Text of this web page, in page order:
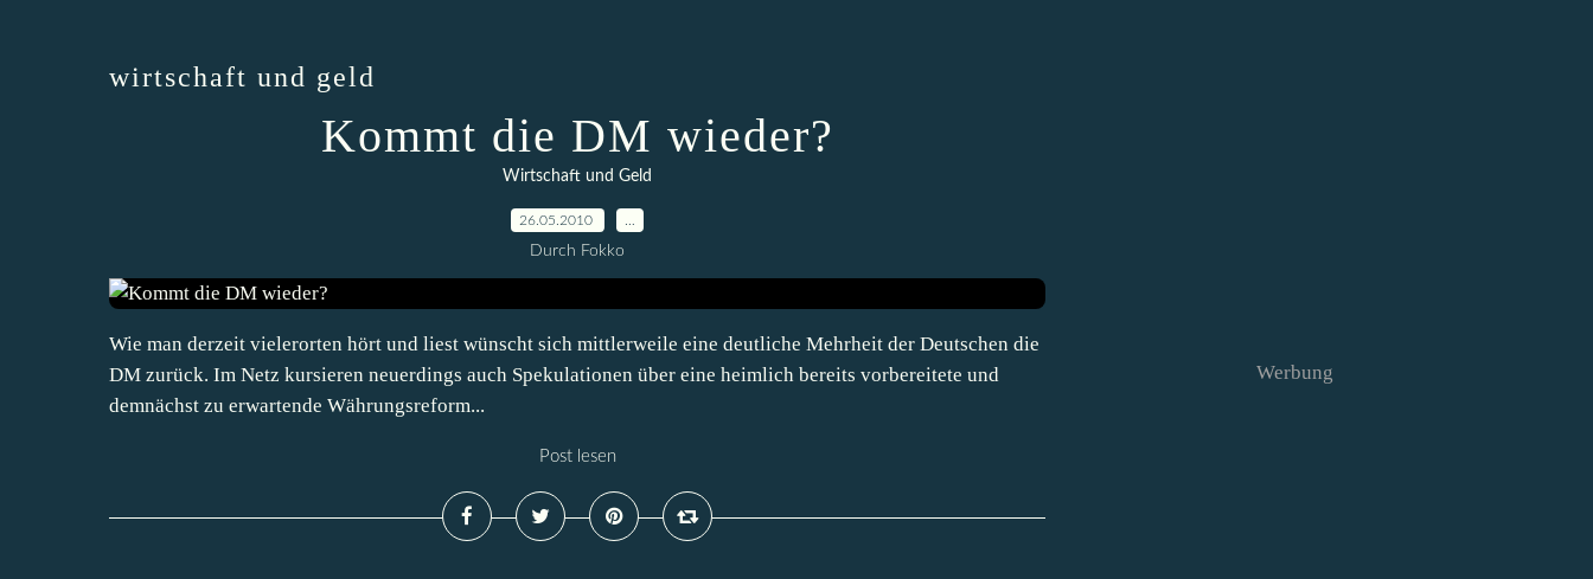
wirtschaft und geld
Kommt die DM wieder?
Wirtschaft und Geld
26.05.2010
Durch Fokko
Wie man derzeit vielerorten hört und liest wünscht sich mittlerweile eine deutliche Mehrheit der Deutschen die
DM zurück. Im Netz kursieren neuerdings auch Spekulationen über eine heimlich bereits vorbereitete und
demnächst zu erwartende Währungsreform...
Post lesen
Werbung